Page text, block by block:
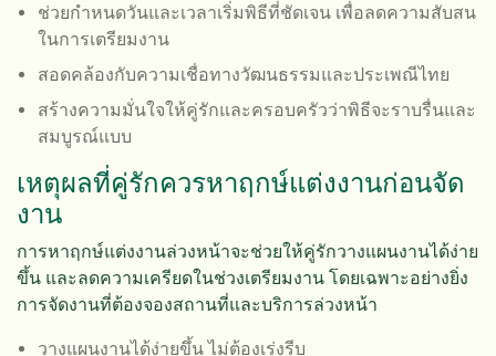
ช่วยกำหนดวันและเวลาเริ่มพิธีที่ชัดเจน เพื่อลดความสับสน
ในการเตรียมงาน
สอดคล้องกับความเชื่อทางวัฒนธรรมและประเพณีไทย
สร้างความมั่นใจให้คู่รักและครอบครัวว่าพิธีจะราบรื่นและ
สมบูรณ์แบบ
เหตุผลที่คู่รักควรหาฤกษ์แต่งงานก่อนจัด
งาน
การหาฤกษ์แต่งงานล่วงหน้าจะช่วยให้คู่รักวางแผนงานได้ง่าย
ขึ้น และลดความเครียดในช่วงเตรียมงาน โดยเฉพาะอย่างยิ่ง
การจัดงานที่ต้องจองสถานที่และบริการล่วงหน้า
วางแผนงานได้ง่ายขึ้น ไม่ต้องเร่งรีบ